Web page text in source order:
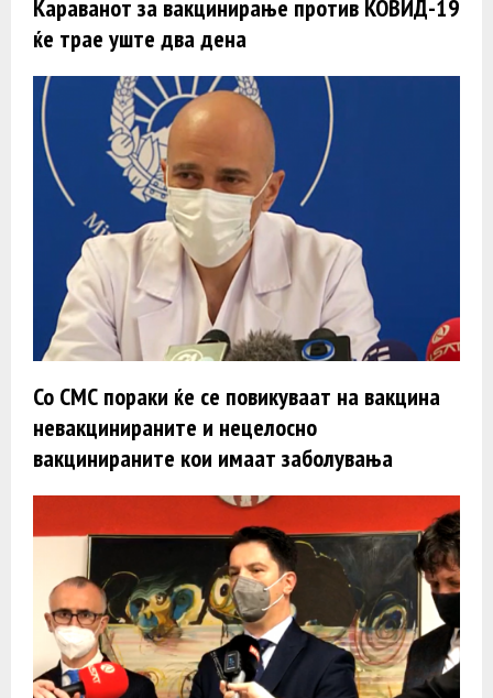
Kараванот за вакцинирање против КОВИД-19
ќе трае уште два дена
Со СМС пораки ќе се повикуваат на вакцина
невакцинираните и нецелосно
вакцинираните кои имаат заболувања